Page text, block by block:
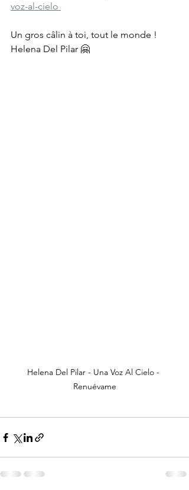
voz-al-cielo
Un gros câlin à toi, tout le monde !
Helena Del Pilar 🤗
Helena Del Pilar - Una Voz Al Cielo -
Renuévame